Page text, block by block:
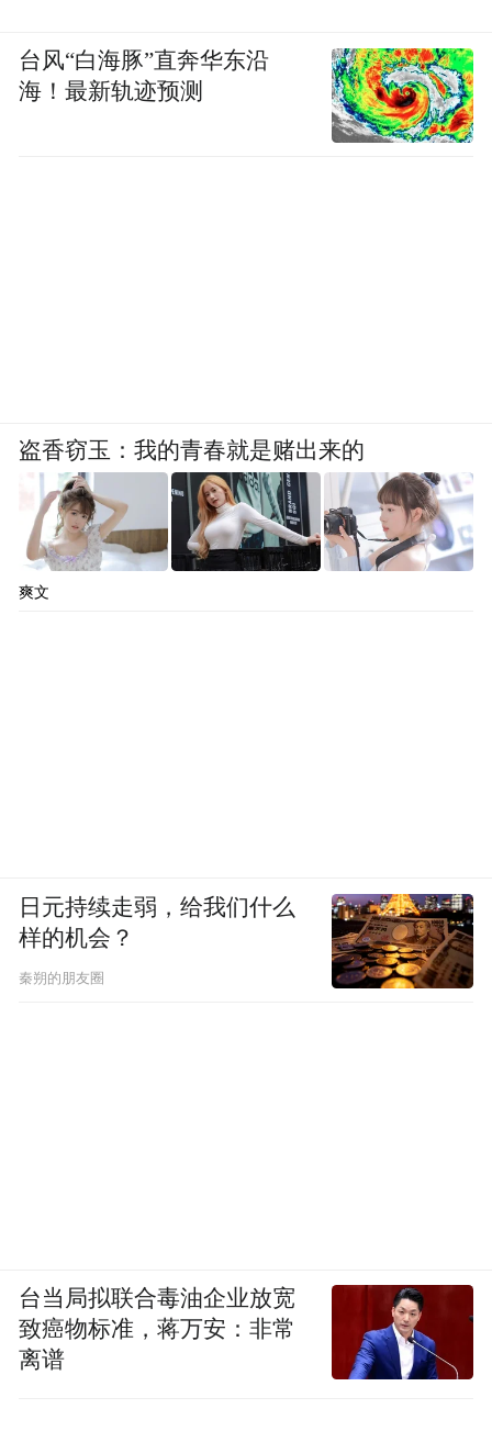
台风“白海豚”直奔华东沿
海！最新轨迹预测
盗香窃玉：我的青春就是赌出来的
爽文
日元持续走弱，给我们什么
样的机会？
秦朔的朋友圈
台当局拟联合毒油企业放宽
致癌物标准，蒋万安：非常
离谱